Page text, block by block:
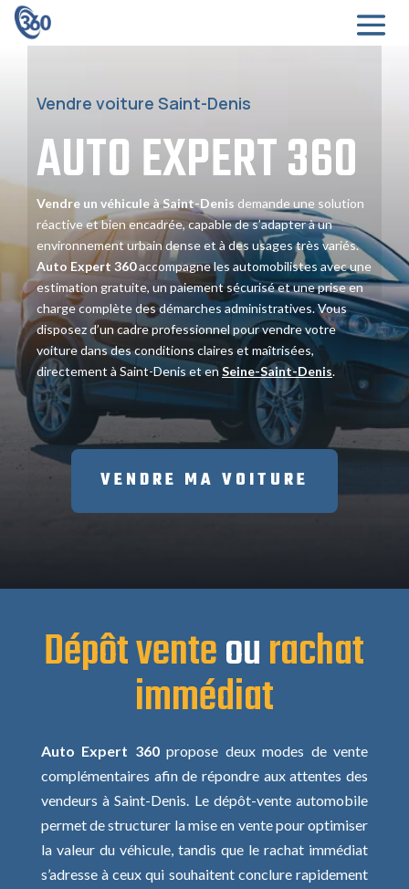
Vendre voiture Saint-Denis
AUTO EXPERT360
Vendre un véhicule à Saint-Denis demande une solution
réactive et bien encadrée, capable de s’adapter à un
environnement urbain dense et à des usages très variés.
Auto Expert 360accompagne les automobilistes avec une
estimation gratuite, un paiement sécurisé et une prise en
charge complète des démarches administratives. Vous
disposez d’un cadre professionnel pour vendre votre
voiture dans des conditions claires et maîtrisées,
directement à Saint-Denis et en Seine-Saint-Denis.
VENDRE MA VOITURE
Dépôt venteourachat
immédiat
Auto Expert 360propose deux modes de vente
complémentaires afin de répondre aux attentes des
vendeurs à Saint-Denis. Le dépôt-vente automobile
permet de structurer la mise en vente pour optimiser
la valeur du véhicule, tandis que le rachat immédiat
s’adresse à ceux qui souhaitent conclure rapidement